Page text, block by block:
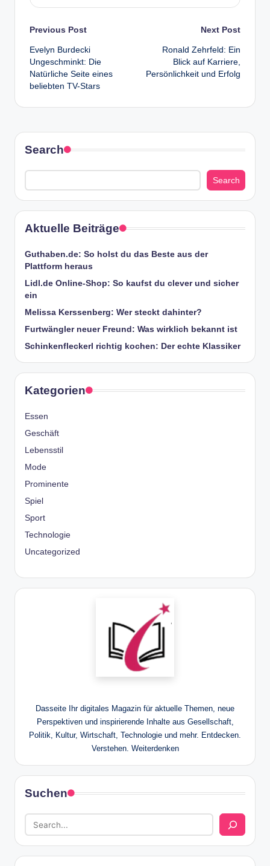
Post
navigation
Previous Post
Evelyn Burdecki
Ungeschminkt: Die
Natürliche Seite eines
beliebten TV-Stars
Next Post
Ronald Zehrfeld: Ein
Blick auf Karriere,
Persönlichkeit und Erfolg
Search
Search
Aktuelle Beiträge
Guthaben.de: So holst du das Beste aus der
Plattform heraus
Lidl.de Online-Shop: So kaufst du clever und sicher
ein
Melissa Kerssenberg: Wer steckt dahinter?
Furtwängler neuer Freund: Was wirklich bekannt ist
Schinkenfleckerl richtig kochen: Der echte Klassiker
Kategorien
Essen
Geschäft
Lebensstil
Mode
Prominente
Spiel
Sport
Technologie
Uncategorized
Dasseite Ihr digitales Magazin für aktuelle Themen, neue
Perspektiven und inspirierende Inhalte aus Gesellschaft,
Politik, Kultur, Wirtschaft, Technologie und mehr. Entdecken.
Verstehen. Weiterdenken
Suchen